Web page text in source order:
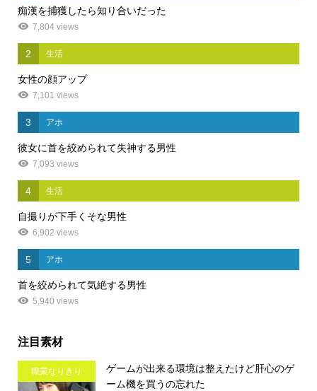
痴漢を捕獲したら知り合いだった
7,804 views
2 生活
女性の顔アップ
7,101 views
3 アホ
彼女に首を絞められて失神する男性
7,093 views
4 生活
自撮りが下手くそな男性
6,902 views
5 アホ
首を絞められて気絶する男性
5,940 views
注目素材
職業なりきり
ゲームが出来る環境は整えたけど肝心のゲ
ーム機を買うの忘れた